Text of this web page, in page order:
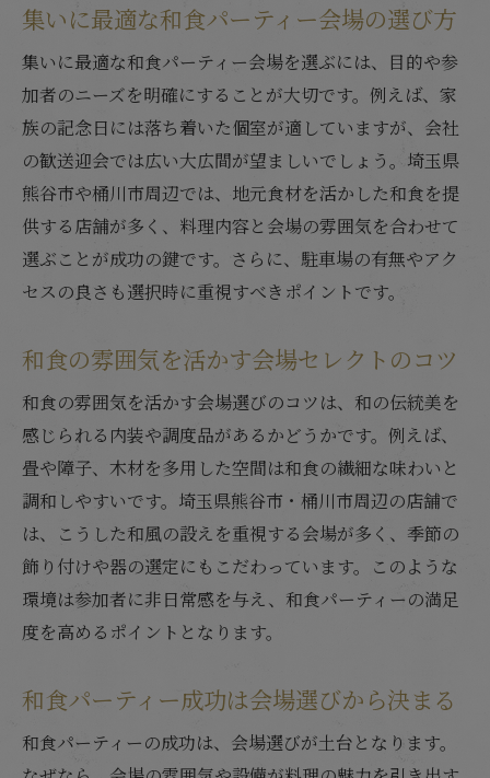
集いに最適な和食パーティー会場の選び方
集いに最適な和食パーティー会場を選ぶには、目的や参
加者のニーズを明確にすることが大切です。例えば、家
族の記念日には落ち着いた個室が適していますが、会社
の歓送迎会では広い大広間が望ましいでしょう。埼玉県
熊谷市や桶川市周辺では、地元食材を活かした和食を提
供する店舗が多く、料理内容と会場の雰囲気を合わせて
選ぶことが成功の鍵です。さらに、駐車場の有無やアク
セスの良さも選択時に重視すべきポイントです。
和食の雰囲気を活かす会場セレクトのコツ
和食の雰囲気を活かす会場選びのコツは、和の伝統美を
感じられる内装や調度品があるかどうかです。例えば、
畳や障子、木材を多用した空間は和食の繊細な味わいと
調和しやすいです。埼玉県熊谷市・桶川市周辺の店舗で
は、こうした和風の設えを重視する会場が多く、季節の
飾り付けや器の選定にもこだわっています。このような
環境は参加者に非日常感を与え、和食パーティーの満足
度を高めるポイントとなります。
和食パーティー成功は会場選びから決まる
和食パーティーの成功は、会場選びが土台となります。